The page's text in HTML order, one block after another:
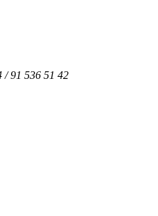
/ 91 536 51 42